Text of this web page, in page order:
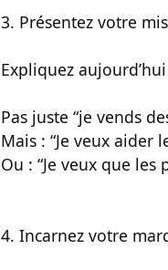
3. Présentez votre
Expliquez
Pas juste “je vends
Mais : “Je veux aider
Ou : “Je veux que
4. Incarnez votre